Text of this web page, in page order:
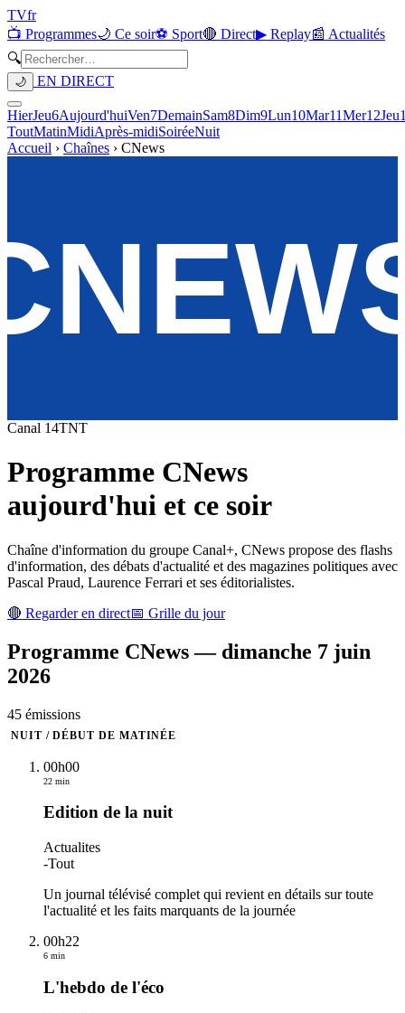
TVfr
📺 Programmes🌙 Ce soir⚽ Sport🔴 Direct▶ Replay📰 Actualités
🔍
🌙 EN DIRECT
HierJeu6Aujourd'huiVen7DemainSam8Dim9Lun10Mar11Mer12Jeu
ToutMatinMidiAprès-midiSoiréeNuit
Accueil › Chaînes › CNews
Canal 14TNT
Programme CNews
aujourd'hui et ce soir
Chaîne d'information du groupe Canal+, CNews propose des flashs
d'information, des débats d'actualité et des magazines politiques avec
Pascal Praud, Laurence Ferrari et ses éditorialistes.
🔴 Regarder en direct📅 Grille du jour
Programme CNews— dimanche 7 juin
2026
45 émissions
NUIT / DÉBUT DE MATINÉE
00h00
22 min
Edition de la nuit
Actualites
-Tout
Un journal télévisé complet qui revient en détails sur toute
l'actualité et les faits marquants de la journée
00h22
6 min
L'hebdo de l'éco